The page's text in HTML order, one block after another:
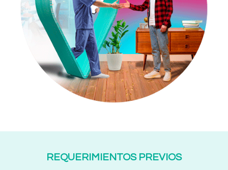
REQUERIMIENTOS PREVIOS